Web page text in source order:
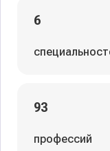
6
93
профессий